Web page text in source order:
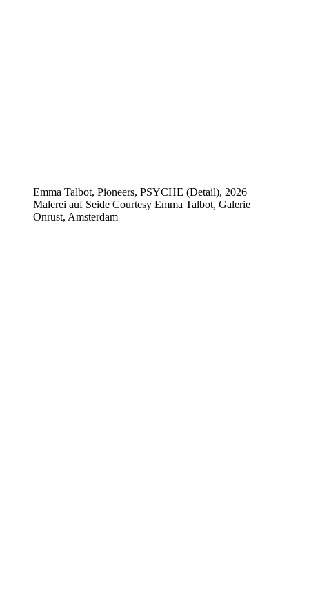
Emma Talbot, Pioneers, PSYCHE (Detail), 2026
Malerei auf Seide Courtesy Emma Talbot, Galerie
Onrust, Amsterdam